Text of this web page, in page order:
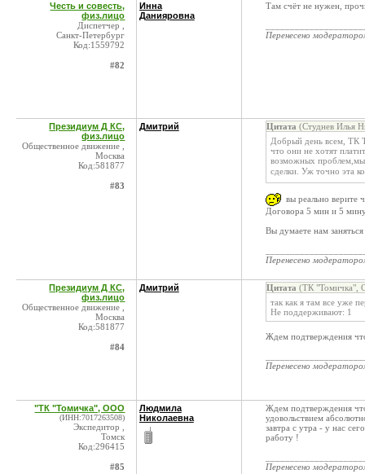
Честь и совесть,
физ.лицо
Диспетчер ,
Санкт-Петербург
Код:1559792
#82
Инна
Данияровна
Там счёт не нужен,
Перенесено
Президиум Д КС,
физ.лицо
Общественное движение ,
Москва
Код:581877
#83
Дмитрий Цитата (Студнев Илья
Добрый день всем, ТК
что они не хотят
возможных проблем,мы
сделки. Уж точно эта
вы реально верите
Договора 5 мин и 5
Вы думаете нам заняться
Перенесено
Президиум Д КС,
физ.лицо
Общественное движение ,
Москва
Код:581877
#84
Дмитрий Цитата (ТК "Томичка",
так как я там все уже
Не поддерживают: 1
Ждем подтверждения
Перенесено
"ТК "Томичка", ООО
(ИНН:7017263508)
Экспедитор ,
Томск
Код:296415
#85
Людмила
Николаевна
Ждем подтверждения
удовольствием
завтра с утра - у нас
работу !
Перенесено